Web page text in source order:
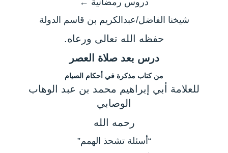
شيخنا الفاضل/عبدالكريم بن قاسم الدولة
حفظه الله تعالى ورعاه.
درس بعد صلاة العصر
من كتاب مذكرة في أحكام الصيام
للعلامة أبي إبراهيم محمد بن عبد الوهاب
الوصابي
رحمه الله
“أسئلة تشحذ الهمم”